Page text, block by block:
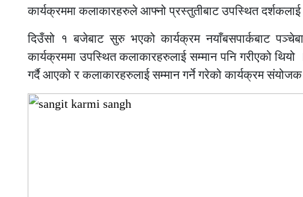
कार्यक्रममा कलाकारहरुले आफ्नो प्रस्तुतीबाट उपस्थित दर्शकलाई
दिउँसो १ बजेबाट सुरु भएको कार्यक्रम नयाँबसपार्कबाट
कार्यक्रममा उपस्थित कलाकारहरुलाई सम्मान पनि गरीएको
गर्दै आएको र कलाकारहरुलाई सम्मान गर्ने गरेको कार्यक्रम